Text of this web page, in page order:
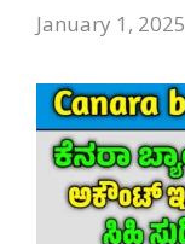
January 1, 2025